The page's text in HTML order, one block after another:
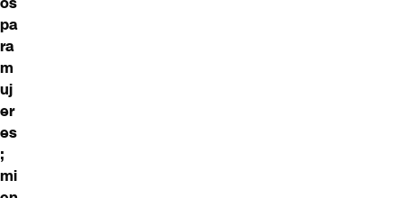
pa
ra
m
uj
er
es
;
mi